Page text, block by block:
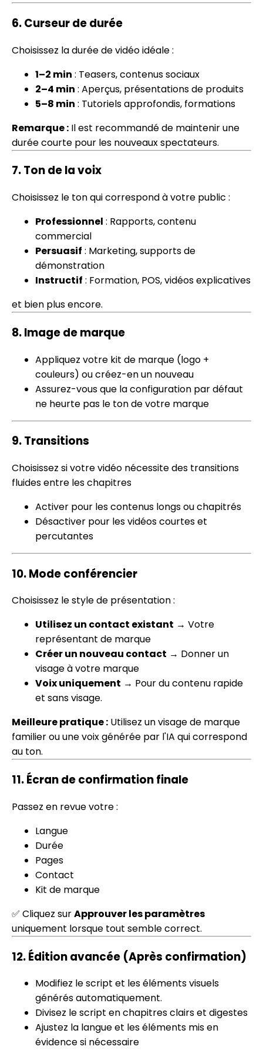
6.Curseur de durée
Choisissez la durée de vidéo idéale :
1–2 min : Teasers, contenus sociaux
2–4 min : Aperçus, présentations de produits
5–8 min : Tutoriels approfondis, formations
Remarque : Il est recommandé de maintenir une
durée courte pour les nouveaux spectateurs.
7.Ton de la voix
Choisissez le ton qui correspond à votre public :
Professionnel : Rapports, contenu
commercial
Persuasif : Marketing, supports de
démonstration
Instructif : Formation, POS, vidéos explicatives
et bien plus encore.
8.Image de marque
Appliquez votre kit de marque (logo +
couleurs) ou créez-en un nouveau
Assurez-vous que la configuration par défaut
ne heurte pas le ton de votre marque
9.Transitions
Choisissez si votre vidéo nécessite des transitions
fluides entre les chapitres
Activer pour les contenus longs ou chapitrés
Désactiver pour les vidéos courtes et
percutantes
10.Mode conférencier
Choisissez le style de présentation :
Utilisez un contact existant → Votre
représentant de marque
Créer un nouveau contact → Donner un
visage à votre marque
Voix uniquement → Pour du contenu rapide
et sans visage.
Meilleure pratique : Utilisez un visage de marque
familier ou une voix générée par l'IA qui correspond
au ton.
11.Écran de confirmation finale
Passez en revue votre :
Langue
Durée
Pages
Contact
Kit de marque
✅ Cliquez surApprouver les paramètres
uniquement lorsque tout semble correct.
12.Édition avancée (Après confirmation)
Modifiez le script et les éléments visuels
générés automatiquement.
Divisez le script en chapitres clairs et digestes
Ajustez la langue et les éléments mis en
évidence si nécessaire